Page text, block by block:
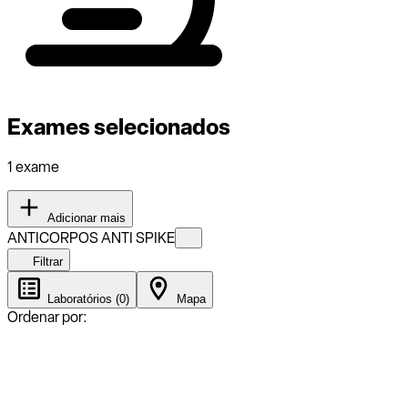
Exames selecionados
1 exame
Adicionar mais
ANTICORPOS ANTI SPIKE
Filtrar
Laboratórios (0) Mapa
Ordenar por: